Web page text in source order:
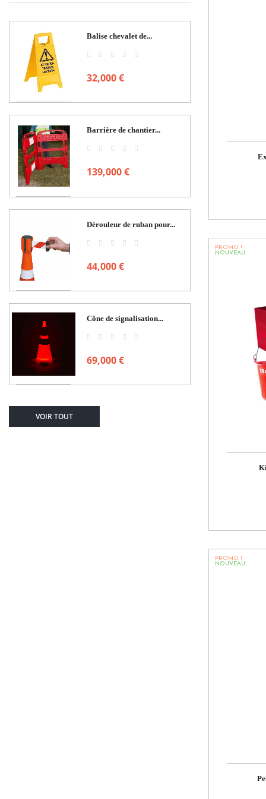
Balise chevalet de...
32,000 €
Barrière de chantier...
139,000 €
Dérouleur de ruban pour...
44,000 €
Cône de signalisation...
69,000 €
VOIR TOUT
PROMO !
NOUVEAU
PROMO !
NOUVEAU